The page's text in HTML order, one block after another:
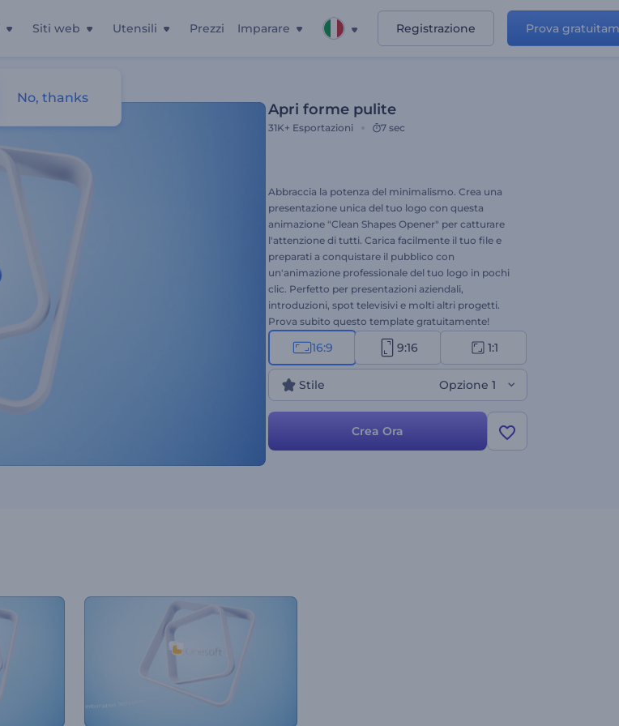
Siti web Utensili Prezzi Imparare Registrazione Prova
Apri forme pulite
31K+ Esportazioni 7 sec
Abbraccia la potenza del minimalismo. Crea una
presentazione unica del tuo logo con questa
animazione "Clean Shapes Opener" per catturare
l'attenzione di tutti. Carica facilmente il tuo file e
preparati a conquistare il pubblico con
un'animazione professionale del tuo logo in pochi
clic. Perfetto per presentazioni aziendali,
introduzioni, spot televisivi e molti altri progetti.
Prova subito questo template gratuitamente!
16:9 9:16 1:1
Stile Opzione 1
Crea Ora
No, thanks